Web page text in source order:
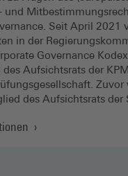
und
Seit April 2021
in der
Governance
Aufsichtsrats der
Zuvor
des Aufsichtsrats der